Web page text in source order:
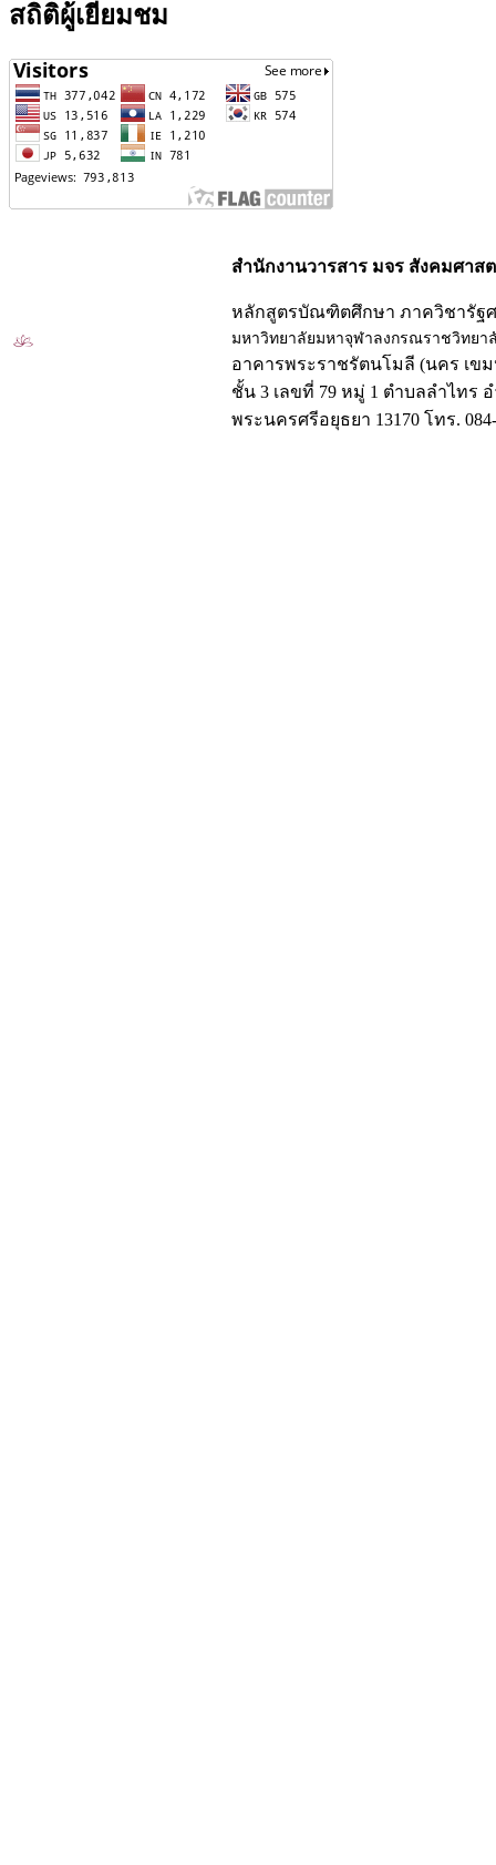
สถิติผู้เยี่ยมชม
สำนักงานวารสาร มจร สังคมศาส
หลักสูตรบัณฑิตศึกษา ภาควิชารัฐ
มหาวิทยาลัยมหาจุฬาลงกรณราชวิทยา
อาคารพระราชรัตนโมลี (นคร เข
ชั้น 3 เลขที่ 79 หมู่ 1 ตำบลลำไทร
พระนครศรีอยุธยา 13170 โทร. 084-